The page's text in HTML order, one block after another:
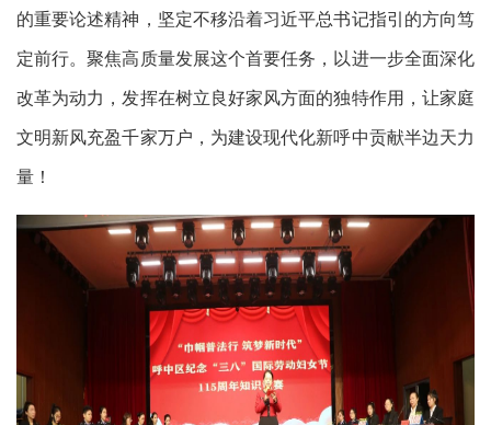
的重要论述精神，坚定不移沿着习近平总书记指引的方向笃
定前行。聚焦高质量发展这个首要任务，以进一步全面深化
改革为动力，发挥在树立良好家风方面的独特作用，让家庭
文明新风充盈千家万户，为建设现代化新呼中贡献半边天力
量！